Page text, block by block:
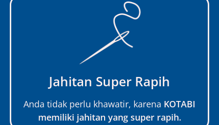
Jahitan Super Rapih
Anda tidak perlu khawatir, karena KOTABI
memiliki jahitan yang super rapih.